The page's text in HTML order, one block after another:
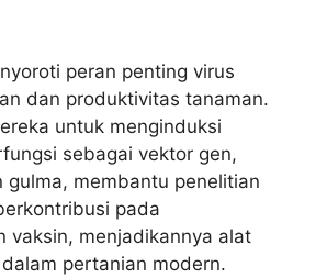
peran penting virus
dan produktivitas tanaman.
untuk menginduksi
sebagai vektor gen,
gulma, membantu penelitian
pada
vaksin, menjadikannya alat
pertanian modern.